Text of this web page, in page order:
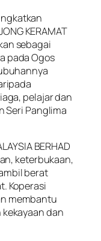
KERAMAT
sebagai
pada Ogos
pelajar dan
Seri Panglima
BERHAD
keterbukaan,
berat
Koperasi
membantu
dan